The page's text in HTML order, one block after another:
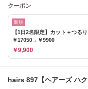
クーポン
新規
【1日2名限定】カット＋つる
￥17050→￥9900
￥9,900
hairs 897【ヘアーズ ハク